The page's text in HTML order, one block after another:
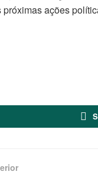
próximas ações